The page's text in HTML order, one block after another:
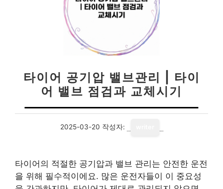
타이어 공기압 밸브관리 | 타이
어 밸브 점검과 교체시기
2025-03-20 작성자:
타이어의 적절한 공기압과 밸브 관리는 안전한 운전
을 위해 필수적이에요. 많은 운전자들이 이 중요성